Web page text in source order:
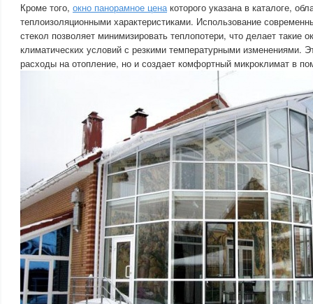
Кроме того, окно панорамное ценакоторого указана в каталоге,
теплоизоляционными характеристиками. Использование
стекол позволяет минимизировать теплопотери, что делает такие
климатических условий с резкими температурными изменениями.
расходы на отопление, но и создает комфортный микроклимат в